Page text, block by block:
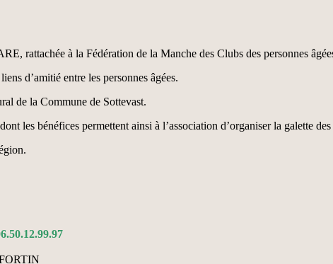
rattachée à la Fédération de la Manche des Clubs des personnes
d’amitié entre les personnes âgées.
de la Commune de Sottevast.
les bénéfices permettent ainsi à l’association d’organiser la galette